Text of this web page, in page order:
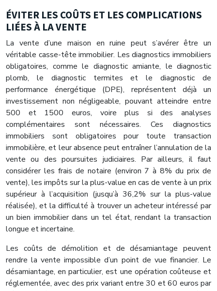
ÉVITER LES COÛTS ET LES COMPLICATIONS
LIÉES À LA VENTE
La vente d’une maison en ruine peut s’avérer être un
véritable casse-tête immobilier. Les diagnostics immobiliers
obligatoires, comme le diagnostic amiante, le diagnostic
plomb, le diagnostic termites et le diagnostic de
performance énergétique (DPE), représentent déjà un
investissement non négligeable, pouvant atteindre entre
500 et 1500 euros, voire plus si des analyses
complémentaires sont nécessaires. Ces diagnostics
immobiliers sont obligatoires pour toute transaction
immobilière, et leur absence peut entraîner l’annulation de la
vente ou des poursuites judiciaires. Par ailleurs, il faut
considérer les frais de notaire (environ 7 à 8% du prix de
vente), les impôts sur la plus-value en cas de vente à un prix
supérieur à l’acquisition (jusqu’à 36,2% sur la plus-value
réalisée), et la difficulté à trouver un acheteur intéressé par
un bien immobilier dans un tel état, rendant la transaction
longue et incertaine.
Les coûts de démolition et de désamiantage peuvent
rendre la vente impossible d’un point de vue financier. Le
désamiantage, en particulier, est une opération coûteuse et
réglementée, avec des prix variant entre 30 et 60 euros par